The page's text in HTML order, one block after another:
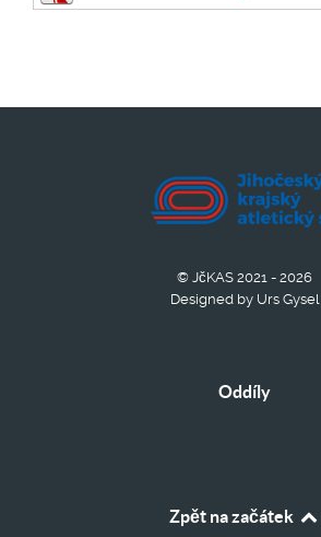
© JčKAS 2021 - 2026
Designed by Urs Gysel
Oddíly
Zpět na začátek